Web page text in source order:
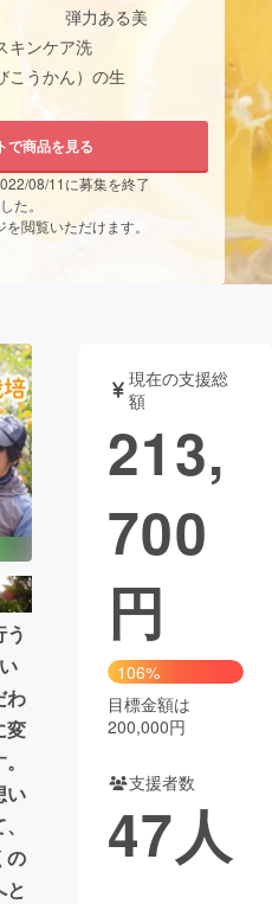
性化
CAMPFIRE Creation
machi-yaコミュニティ
ある美
キンケア洗
かん）の生
で商品を見る
08/11に募集を終了
た。
閲覧いただけます。
わ
変
い
の
と
現在の支援総
額
213,
700
円
106%
目標金額は
200,000円
支援者数
47人